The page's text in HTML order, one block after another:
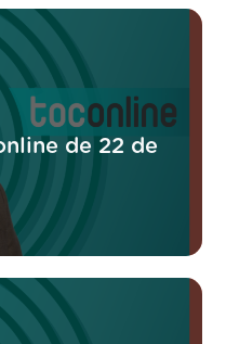
de 22 de